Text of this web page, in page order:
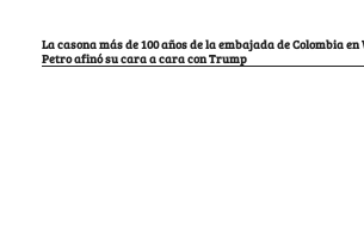
La casona más de 100 años de la embajada de Colombia
Petro afinó su cara a cara con Trump